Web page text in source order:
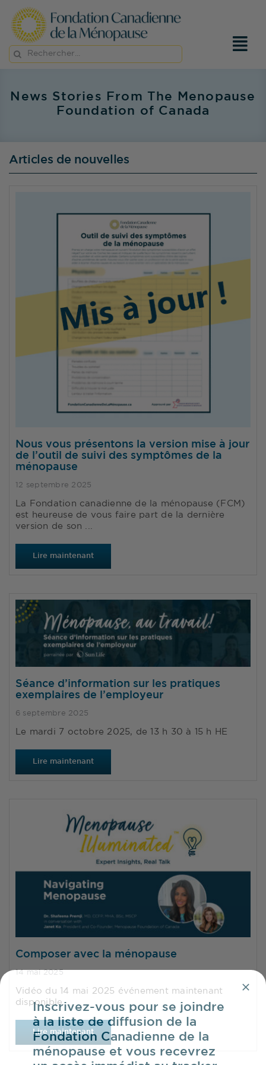
Passer
contenu
Rechercher:
News Stories From The Menopause
Foundation of Canada
Articles de nouvelles
Nous vous présentons la version mise à jour
de l’outil de suivi des symptômes de la
ménopause
12 septembre 2025
La Fondation canadienne de la ménopause (FCM)
est heureuse de vous faire part de la dernière
version de son ...
Lire maintenant
Séance d’information sur les pratiques
exemplaires de l’employeur
6 septembre 2025
Le mardi 7 octobre 2025, de 13 h 30 à 15 h HE
Lire maintenant
Composer avec la ménopause
14 mai 2025
Vidéo du 14 mai 2025 événement maintenant
disponible.
Lire maintenant
Inscrivez-vous pour se joindre
à la liste de diffusion de la
Fondation Canadienne de la
ménopause et vous recevrez